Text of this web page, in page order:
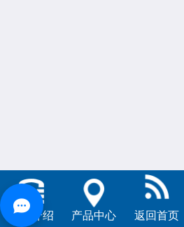
公司介绍 产品中心 返回首页